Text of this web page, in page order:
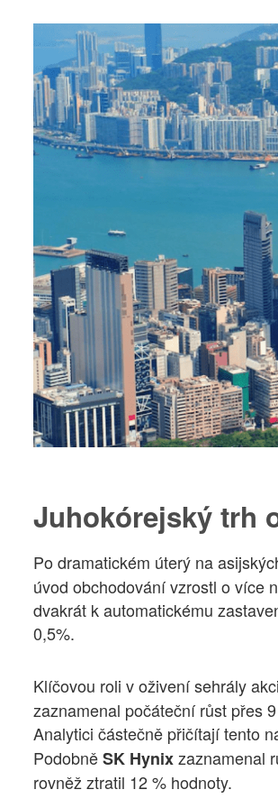
Juhokórejský trh
Po dramatickém úterý na
úvod obchodování vzrostl o více
dvakrát k automatickému
0,5%.
Klíčovou roli v oživení sehrály
zaznamenal počáteční růst přes
Analytici částečně přičítají tento
PodobněSK Hynixzaznamenal
rovněž ztratil 12 % hodnoty.